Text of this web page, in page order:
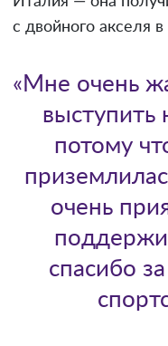
с двойного акселя
«Мне очень
выступить
потому
очень
спасибо